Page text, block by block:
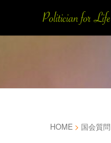
HOME > 国会質問